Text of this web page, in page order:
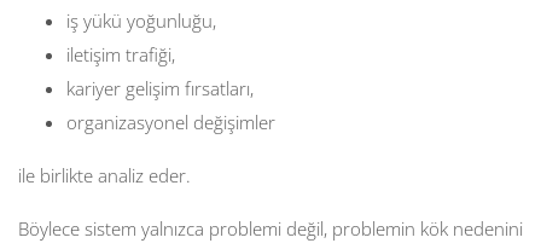
iş yükü yoğunluğu,
iletişim trafiği,
kariyer gelişim fırsatları,
organizasyonel değişimler
ile birlikte analiz eder.
Böylece sistem yalnızca problemi değil, problemin kök nedenini